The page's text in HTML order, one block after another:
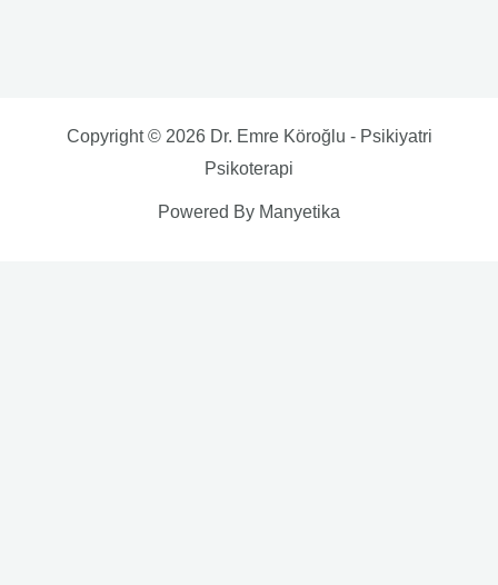
Copyright © 2026 Dr. Emre Köroğlu - Psikiyatri
Psikoterapi
Powered By Manyetika